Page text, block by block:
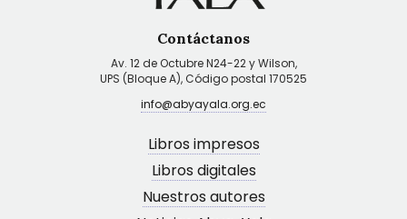
Contáctanos
Av. 12 de Octubre N24-22 y Wilson,
UPS (Bloque A), Código postal 170525
info@abyayala.org.ec
Libros impresos
Libros digitales
Nuestros autores